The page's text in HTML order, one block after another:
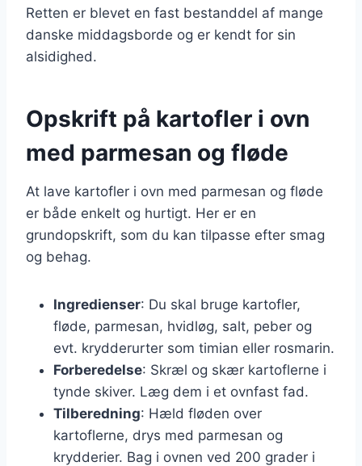
Retten er blevet en fast bestanddel af mange
danske middagsborde og er kendt for sin
alsidighed.
Opskrift på kartofler i ovn
med parmesan og fløde
At lave kartofler i ovn med parmesan og fløde
er både enkelt og hurtigt. Her er en
grundopskrift, som du kan tilpasse efter smag
og behag.
Ingredienser: Du skal bruge kartofler,
fløde, parmesan, hvidløg, salt, peber og
evt. krydderurter som timian eller rosmarin.
Forberedelse: Skræl og skær kartoflerne i
tynde skiver. Læg dem i et ovnfast fad.
Tilberedning: Hæld fløden over
kartoflerne, drys med parmesan og
krydderier. Bag i ovnen ved 200 grader i